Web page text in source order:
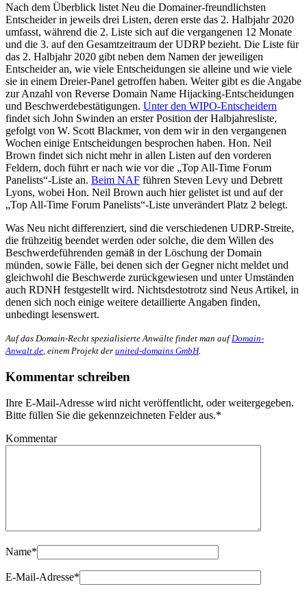
Nach dem Überblick listet Neu die Domainer-freundlichsten
Entscheider in jeweils drei Listen, deren erste das 2. Halbjahr 2020
umfasst, während die 2. Liste sich auf die vergangenen 12 Monate
und die 3. auf den Gesamtzeitraum der UDRP bezieht. Die Liste für
das 2. Halbjahr 2020 gibt neben dem Namen der jeweiligen
Entscheider an, wie viele Entscheidungen sie alleine und wie viele
sie in einem Dreier-Panel getroffen haben. Weiter gibt es die Angabe
zur Anzahl von Reverse Domain Name Hijacking-Entscheidungen
und Beschwerdebestätigungen. Unter den WIPO-Entscheidern
findet sich John Swinden an erster Position der Halbjahresliste,
gefolgt von W. Scott Blackmer, von dem wir in den vergangenen
Wochen einige Entscheidungen besprochen haben. Hon. Neil
Brown findet sich nicht mehr in allen Listen auf den vorderen
Feldern, doch führt er nach wie vor die „Top All-Time Forum
Panelists“-Liste an. Beim NAF führen Steven Levy und Debrett
Lyons, wobei Hon. Neil Brown auch hier gelistet ist und auf der
„Top All-Time Forum Panelists“-Liste unverändert Platz 2 belegt.
Was Neu nicht differenziert, sind die verschiedenen UDRP-Streite,
die frühzeitig beendet werden oder solche, die dem Willen des
Beschwerdeführenden gemäß in der Löschung der Domain
münden, sowie Fälle, bei denen sich der Gegner nicht meldet und
gleichwohl die Beschwerde zurückgewiesen und unter Umständen
auch RDNH festgestellt wird. Nichtsdestotrotz sind Neus Artikel, in
denen sich noch einige weitere detaillierte Angaben finden,
unbedingt lesenswert.
Auf das Domain-Recht spezialisierte Anwälte findet man auf Domain-
Anwalt.de , einem Projekt der united-domains GmbH.
Kommentar schreiben
Ihre E-Mail-Adresse wird nicht veröffentlicht, oder weitergegeben.
Bitte füllen Sie die gekennzeichneten Felder aus.*
Kommentar
Name*
E-Mail-Adresse*